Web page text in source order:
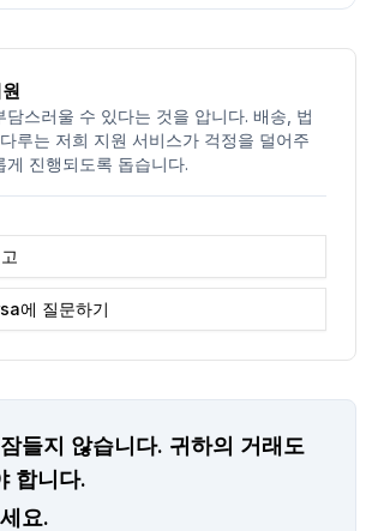
담스러울 수 있다는 것을 압니다. 배송, 법
루는 저희 지원 서비스가 걱정을 덜어주
게 진행되도록 돕습니다.
에 질문하기
들지 않습니다. 귀하의 거래도
합니다.
요.